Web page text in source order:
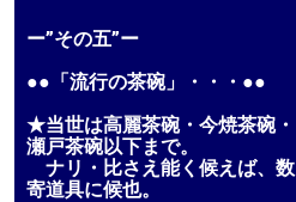
ー”その五”ー
●●「流行の茶碗」・・・●●
★当世は高麗茶碗・今焼茶碗・
瀬戸茶碗以下まで。
ナリ・比さえ能く候えば、数
寄道具に候也。